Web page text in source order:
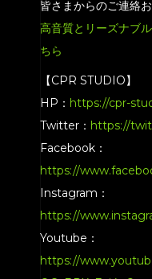
皆さまからのご連絡
高音質とリーズナブ
ちら
【CPR STUDIO】
HP： https://cpr-
Twitter： https://
Facebook：
https://
Instagram：
https://
Youtube：
https://